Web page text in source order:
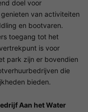
doel voor
van activiteiten
en bootvaren.
toegang tot het
is voor
park zijn er bovendien
die
bieden.
Aan het Water